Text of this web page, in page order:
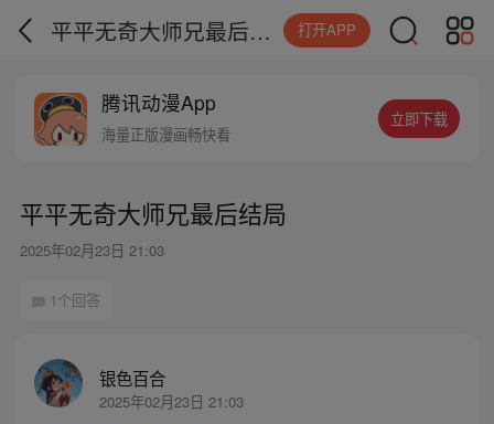
平平无奇大师兄最后结局 打开APP
腾讯动漫App
海量正版漫画畅快看
立即下载
平平无奇大师兄最后结局
2025年02月23日 21:03
1个回答
银色百合
2025年02月23日 21:03